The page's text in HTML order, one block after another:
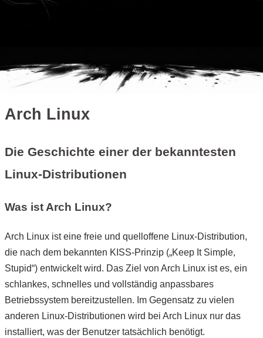
Arch Linux
Die Geschichte einer der bekanntesten
Linux-Distributionen
Was ist Arch Linux?
Arch Linux ist eine freie und quelloffene Linux-Distribution,
die nach dem bekannten KISS-Prinzip („Keep It Simple,
Stupid“) entwickelt wird. Das Ziel von Arch Linux ist es, ein
schlankes, schnelles und vollständig anpassbares
Betriebssystem bereitzustellen. Im Gegensatz zu vielen
anderen Linux-Distributionen wird bei Arch Linux nur das
installiert, was der Benutzer tatsächlich benötigt.